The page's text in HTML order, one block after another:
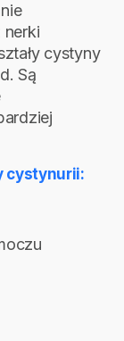
nerki
cystyny
Są
cystynurii: